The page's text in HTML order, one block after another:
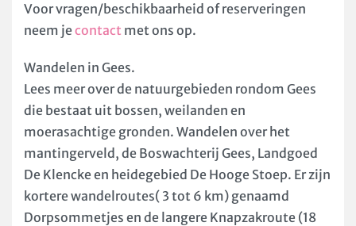
Voor vragen/beschikbaarheid of reserveringen
neem je contact met ons op.
Wandelen in Gees.
Lees meer over de natuurgebieden rondom Gees
die bestaat uit bossen, weilanden en
moerasachtige gronden. Wandelen over het
mantingerveld, de Boswachterij Gees, Landgoed
De Klencke en heidegebied De Hooge Stoep. Er zijn
kortere wandelroutes( 3 tot 6 km) genaamd
Dorpsommetjes en de langere Knapzakroute (18